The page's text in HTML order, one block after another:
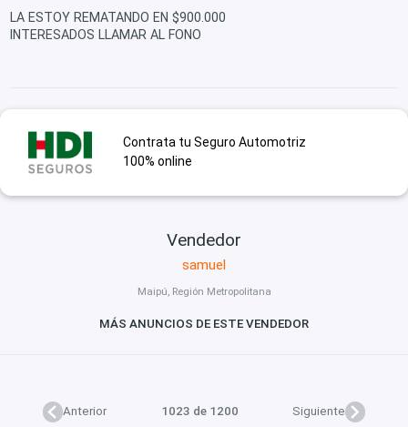
LA ESTOY REMATANDO EN $900.000
INTERESADOS LLAMAR AL FONO
Contrata tu Seguro Automotriz
100% online
Vendedor
samuel
Maipú, Región Metropolitana
MÁS ANUNCIOS DE ESTE VENDEDOR
Anterior 1023 de 1200 Siguiente